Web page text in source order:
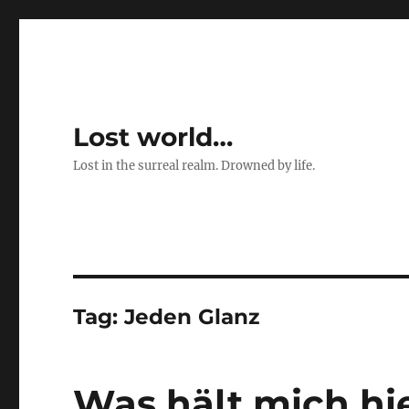
Lost world…
Lost in the surreal realm. Drowned by life.
Tag:Jeden Glanz